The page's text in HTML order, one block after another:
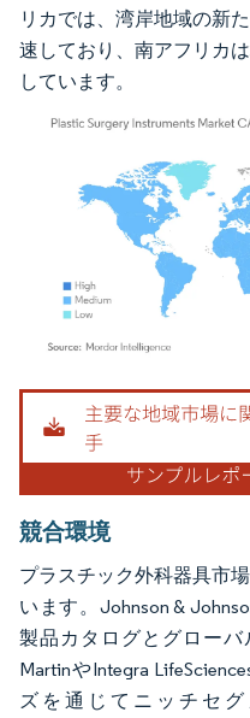
リカでは、湾岸地域の新
速しており、南アフリカ
しています。
画像 © Mordor Intelligence。再利
競合環境
プラスチック外科器具市
います。Johnson &
製品カタログとグローバ
MartinやIntegra
ズを通じてニッチセ